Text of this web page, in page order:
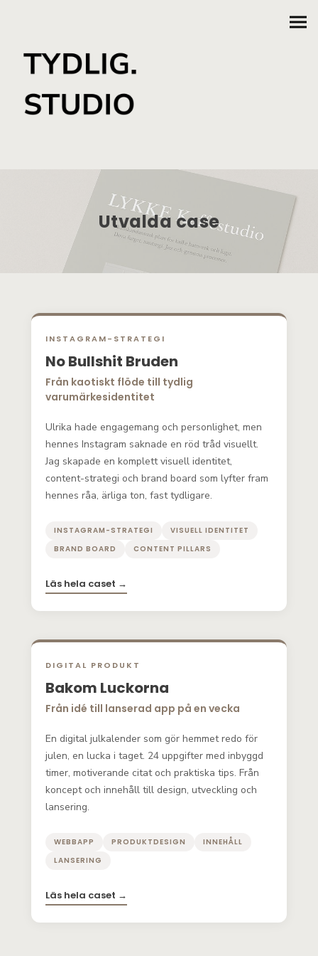
Utvalda case
INSTAGRAM-STRATEGI
No Bullshit Bruden
Från kaotiskt flöde till tydlig
varumärkesidentitet
Ulrika hade engagemang och personlighet, men
hennes Instagram saknade en röd tråd visuellt.
Jag skapade en komplett visuell identitet,
content-strategi och brand board som lyfter fram
hennes råa, ärliga ton, fast tydligare.
INSTAGRAM-STRATEGI
VISUELL IDENTITET
BRAND BOARD
CONTENT PILLARS
Läs hela caset →
DIGITAL PRODUKT
Bakom Luckorna
Från idé till lanserad app på en vecka
En digital julkalender som gör hemmet redo för
julen, en lucka i taget. 24 uppgifter med inbyggd
timer, motiverande citat och praktiska tips. Från
koncept och innehåll till design, utveckling och
lansering.
WEBBAPP PRODUKTDESIGN
INNEHÅLL
LANSERING
Läs hela caset →